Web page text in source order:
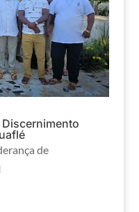
Discernimento
de